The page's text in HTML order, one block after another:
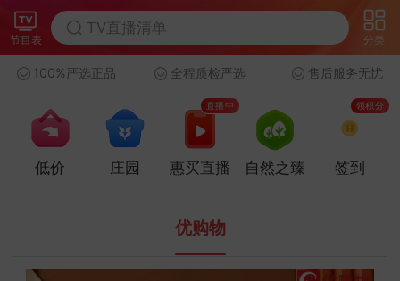
节目表 分类
100%严选正品 全程质检严选 售后服务无忧
低价 庄园
直播中
惠买直播 自然之臻
领积分
签到
优购物